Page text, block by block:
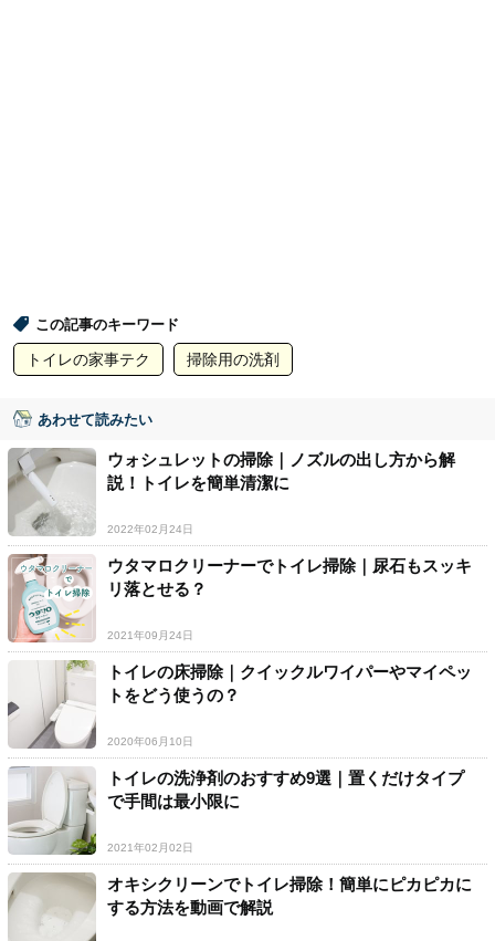
この記事のキーワード
トイレの家事テク 掃除用の洗剤
あわせて読みたい
ウォシュレットの掃除｜ノズルの出し方から解
説！トイレを簡単清潔に
2022年02月24日
ウタマロクリーナーでトイレ掃除｜尿石もスッキ
リ落とせる？
2021年09月24日
トイレの床掃除｜クイックルワイパーやマイペッ
トをどう使うの？
2020年06月10日
トイレの洗浄剤のおすすめ9選｜置くだけタイプ
で手間は最小限に
2021年02月02日
オキシクリーンでトイレ掃除！簡単にピカピカに
する方法を動画で解説